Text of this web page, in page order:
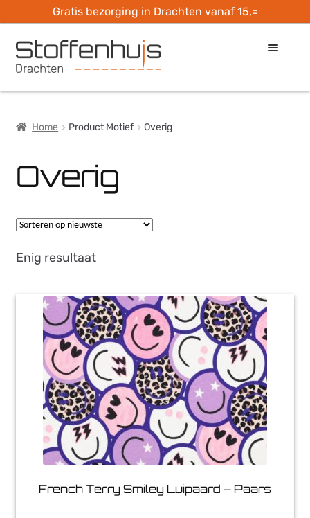
Gratis bezorging in Drachten vanaf 15,=
Ga
door
Ga
naar
Home
Openingstijden
Check je stof
Weetjes
Veelgestelde vragen
Contact
Webshop
Home Product Motief Overig
Overig
Enig resultaat
French Terry Smiley Luipaard – Paars